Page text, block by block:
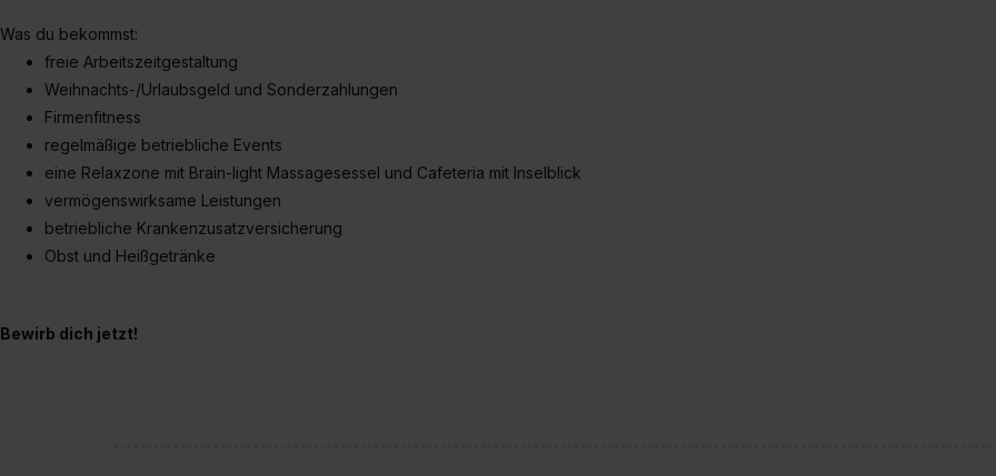
Was du bekommst:
freie Arbeitszeitgestaltung
Weihnachts-/Urlaubsgeld und Sonderzahlungen
Firmenfitness
regelmäßige betriebliche Events
eine Relaxzone mit Brain-light Massagesessel und Cafeteria mit Inselblick
vermögenswirksame Leistungen
betriebliche Krankenzusatzversicherung
Obst und Heißgetränke
Bewirb dich jetzt!